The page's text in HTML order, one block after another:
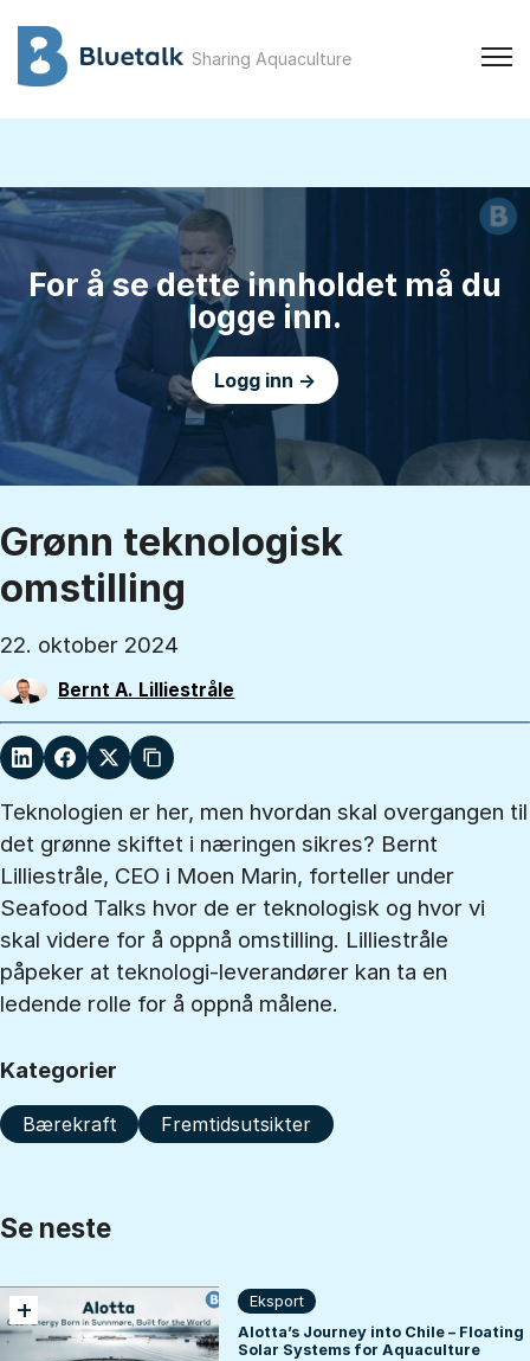
Sharing Aquaculture
For å se dette innholdet må du
logge inn.
Logg inn →
Grønn teknologisk
omstilling
22. oktober 2024
Bernt A. Lilliestråle
Se neste
+
Eksport
Alotta’s Journey into Chile – Floating
Solar Systems for Aquaculture
Teknologien er her, men hvordan skal overgangen til
det grønne skiftet i næringen sikres? Bernt
Lilliestråle, CEO i Moen Marin, forteller under
Seafood Talks hvor de er teknologisk og hvor vi
skal videre for å oppnå omstilling. Lilliestråle
påpeker at teknologi-leverandører kan ta en
ledende rolle for å oppnå målene.
Kategorier
Bærekraft Fremtidsutsikter